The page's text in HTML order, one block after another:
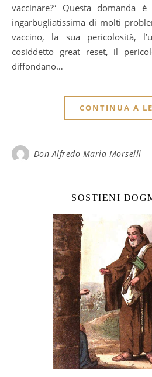
vaccinare?” Questa domanda
ingarbugliatissima di molti
vaccino, la sua pericolosità,
cosiddetto great reset, il
diffondano…
CONTINUA A
Don Alfredo Maria Morselli
SOSTIENI